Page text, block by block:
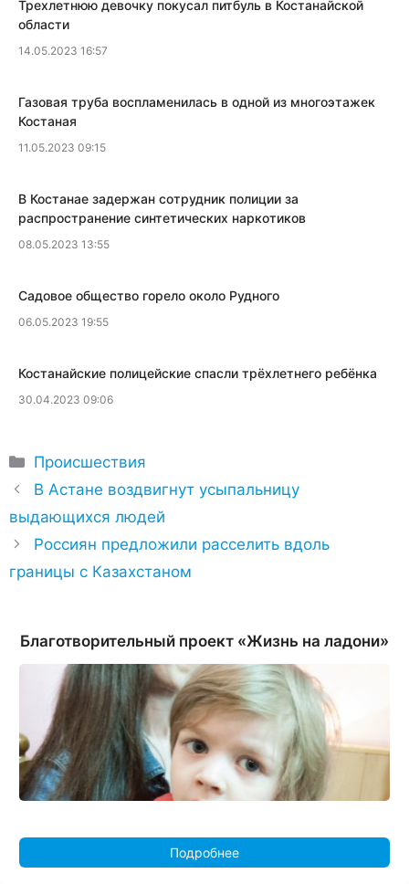
​Трехлетнюю девочку покусал питбуль в Костанайской
области
14.05.2023 16:57
​Газовая труба воспламенилась в одной из многоэтажек
Костаная
11.05.2023 09:15
В Костанае задержан сотрудник полиции за
распространение синтетических наркотиков
08.05.2023 13:55
Садовое общество горело около Рудного
06.05.2023 19:55
Костанайские полицейские спасли трёхлетнего ребёнка
30.04.2023 09:06
Рубрики
Происшествия
В Астане воздвигнут усыпальницу
выдающихся людей
Россиян предложили расселить вдоль
границы с Казахстаном
Благотворительный проект «Жизнь на ладони»
Подробнее